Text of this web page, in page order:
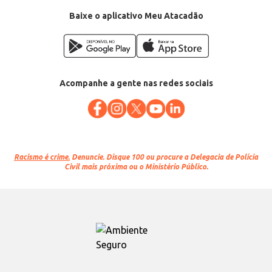
Baixe o aplicativo Meu Atacadão
Acompanhe a gente nas redes sociais
Racismo é crime. Denuncie. Disque 100 ou procure a Delegacia de Polícia
Civil mais próxima ou o Ministério Público.